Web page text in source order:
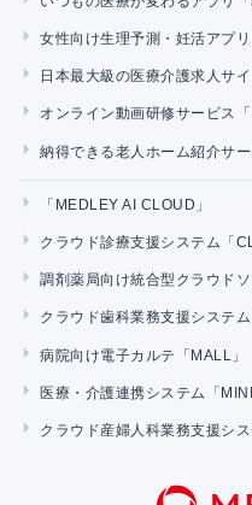
女性向け生理予測・妊活アプ
日本最大級の医療介護求人サ
オンライン動画研修サービス
納得できる老人ホーム紹介サー
「MEDLEY AI CLOUD」
クラウド診療支援システム「
調剤薬局向け統合型クラウド
クラウド歯科業務支援システム
病院向け電子カルテ「MALL」
医療・介護連携システム「
クラウド産婦人科業務支援シス